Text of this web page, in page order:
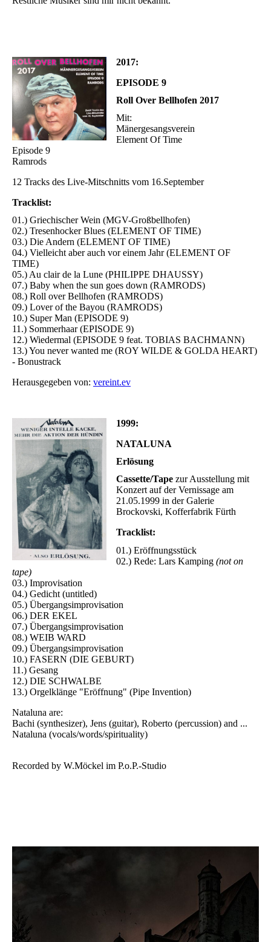
2017:
EPISODE 9
Roll Over Bellhofen 2017
Mit:
Mänergesangsverein
Element Of Time
Episode 9
Ramrods
12 Tracks des Live-Mitschnitts vom 16.September
Tracklist:
01.) Griechischer Wein (MGV-Großbellhofen)
02.) Tresenhocker Blues (ELEMENT OF TIME)
03.) Die Andern (ELEMENT OF TIME)
04.) Vielleicht aber auch vor einem Jahr (ELEMENT OF
TIME)
05.) Au clair de la Lune (PHILIPPE DHAUSSY)
07.) Baby when the sun goes down (RAMRODS)
08.) Roll over Bellhofen (RAMRODS)
09.) Lover of the Bayou (RAMRODS)
10.) Super Man (EPISODE 9)
11.) Sommerhaar (EPISODE 9)
12.) Wiedermal (EPISODE 9 feat. TOBIAS BACHMANN)
13.) You never wanted me (ROY WILDE & GOLDA HEART)
- Bonustrack
Herausgegeben von: vereint.ev
1999:
NATALUNA
Erlösung
Cassette/Tapezur Ausstellung mit
Konzert auf der Vernissage am
21.05.1999 in der Galerie
Brockovski, Kofferfabrik Fürth
Tracklist:
01.) Eröffnungsstück
02.) Rede: Lars Kamping (not on
tape)
03.) Improvisation
04.) Gedicht (untitled)
05.) Übergangsimprovisation
06.) DER EKEL
07.) Übergangsimprovisation
08.) WEIB WARD
09.) Übergangsimprovisation
10.) FASERN (DIE GEBURT)
11.) Gesang
12.) DIE SCHWALBE
13.) Orgelklänge "Eröffnung" (Pipe Invention)
Nataluna are:
Bachi (synthesizer), Jens (guitar), Roberto (percussion) and ...
Nataluna (vocals/words/spirituality)
Recorded by W.Möckel im P.o.P.-Studio